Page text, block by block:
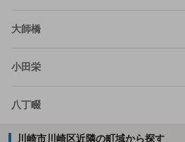
大師橋
小田栄
八丁畷
川崎市川崎区近隣の町域から探す